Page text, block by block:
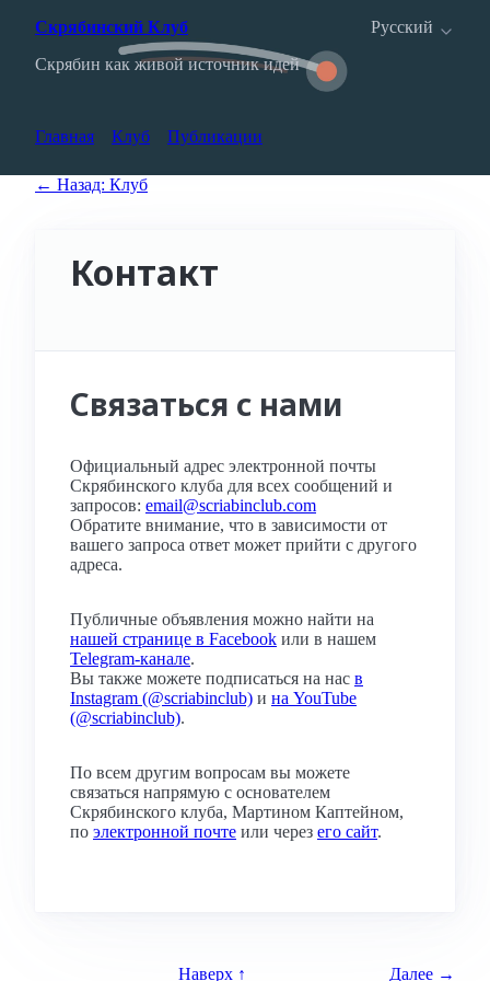
Скрябинский Клуб
Русский
Скрябин как живой источник идей
Главная Клуб Публикации
← Назад: Клуб
Контакт
Связаться с нами
Официальный адрес электронной почты
Скрябинского клуба для всех сообщений и
запросов: email@scriabinclub.com
Обратите внимание, что в зависимости от
вашего запроса ответ может прийти с другого
адреса.
Публичные объявления можно найти на
нашей странице в Facebook или в нашем
Telegram-канале.
Вы также можете подписаться на нас в
Instagram (@scriabinclub) и на YouTube
(@scriabinclub).
По всем другим вопросам вы можете
связаться напрямую с основателем
Скрябинского клуба, Мартином Каптейном,
по электронной почте или через его сайт.
Наверх ↑ Далее →